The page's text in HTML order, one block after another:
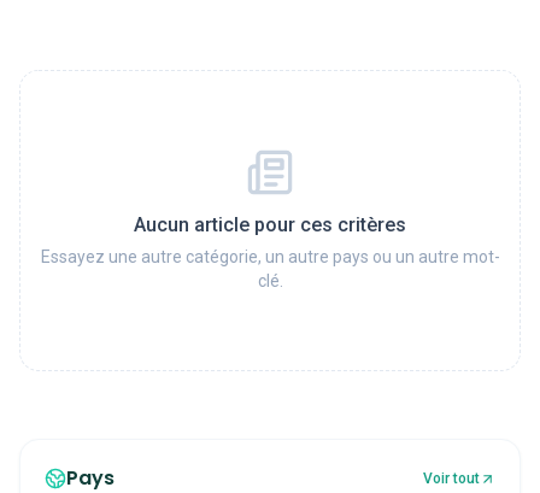
Aucun article pour ces critères
Essayez une autre catégorie, un autre pays ou un autre mot-
clé.
Pays Voir tout